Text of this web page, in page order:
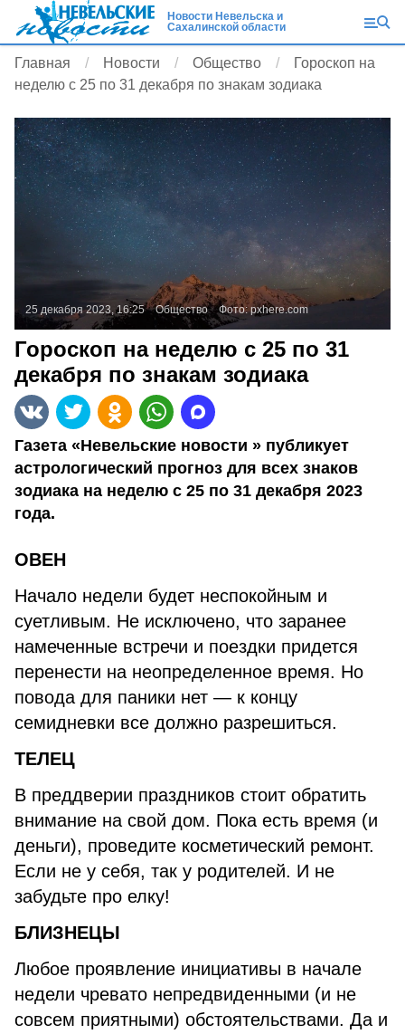
Новости Невельска и
Сахалинской области
Главная Новости Общество
Гороскоп на
неделю с 25 по 31 декабря по знакам зодиака
25 декабря 2023, 16:25 Общество Фото:pxhere.com
Гороскоп на неделю с 25 по 31
декабря по знакам зодиака
Газета «Невельские новости » публикует
астрологический прогноз для всех знаков
зодиака на неделю с 25 по 31 декабря 2023
года.
ОВЕН
Начало недели будет неспокойным и
суетливым. Не исключено, что заранее
намеченные встречи и поездки придется
перенести на неопределенное время. Но
повода для паники нет — к концу
семидневки все должно разрешиться.
ТЕЛЕЦ
В преддверии праздников стоит обратить
внимание на свой дом. Пока есть время (и
деньги), проведите косметический ремонт.
Если не у себя, так у родителей. И не
забудьте про елку!
БЛИЗНЕЦЫ
Любое проявление инициативы в начале
недели чревато непредвиденными (и не
совсем приятными) обстоятельствами. Да и